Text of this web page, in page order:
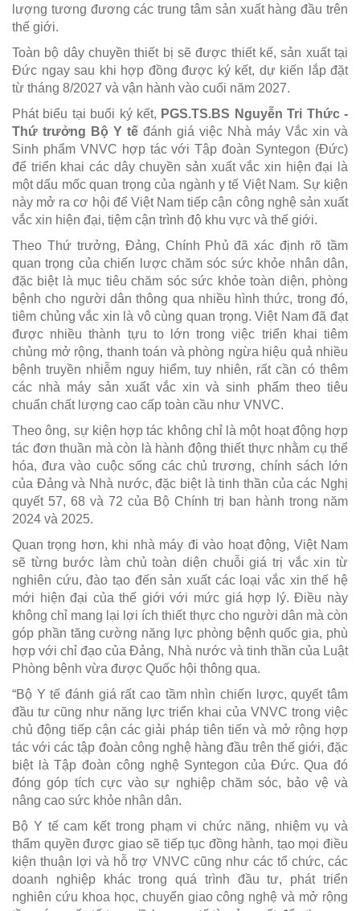
lượng tương đương các trung tâm sản xuất hàng đầu trên
thế giới.
Toàn bộ dây chuyền thiết bị sẽ được thiết kế, sản xuất tại
Đức ngay sau khi hợp đồng được ký kết, dự kiến lắp đặt
từ tháng 8/2027 và vận hành vào cuối năm 2027.
Phát biểu tại buổi ký kết, PGS.TS.BS Nguyễn Tri Thức -
Thứ trưởng Bộ Y tế đánh giá việc Nhà máy Vắc xin và
Sinh phẩm VNVC hợp tác với Tập đoàn Syntegon (Đức)
để triển khai các dây chuyền sản xuất vắc xin hiện đại là
một dấu mốc quan trọng của ngành y tế Việt Nam. Sự kiện
này mở ra cơ hội để Việt Nam tiếp cận công nghệ sản xuất
vắc xin hiện đại, tiệm cận trình độ khu vực và thế giới.
Theo Thứ trưởng, Đảng, Chính Phủ đã xác định rõ tầm
quan trọng của chiến lược chăm sóc sức khỏe nhân dân,
đặc biệt là mục tiêu chăm sóc sức khỏe toàn diện, phòng
bệnh cho người dân thông qua nhiều hình thức, trong đó,
tiêm chủng vắc xin là vô cùng quan trọng. Việt Nam đã đạt
được nhiều thành tựu to lớn trong việc triển khai tiêm
chủng mở rộng, thanh toán và phòng ngừa hiệu quả nhiều
bệnh truyền nhiễm nguy hiểm, tuy nhiên, rất cần có thêm
các nhà máy sản xuất vắc xin và sinh phẩm theo tiêu
chuẩn chất lượng cao cấp toàn cầu như VNVC.
Theo ông, sự kiện hợp tác không chỉ là một hoạt động hợp
tác đơn thuần mà còn là hành động thiết thực nhằm cụ thể
hóa, đưa vào cuộc sống các chủ trương, chính sách lớn
của Đảng và Nhà nước, đặc biệt là tinh thần của các Nghị
quyết 57, 68 và 72 của Bộ Chính trị ban hành trong năm
2024 và 2025.
Quan trọng hơn, khi nhà máy đi vào hoạt động, Việt Nam
sẽ từng bước làm chủ toàn diện chuỗi giá trị vắc xin từ
nghiên cứu, đào tạo đến sản xuất các loại vắc xin thế hệ
mới hiện đại của thế giới với mức giá hợp lý. Điều này
không chỉ mang lại lợi ích thiết thực cho người dân mà còn
góp phần tăng cường năng lực phòng bệnh quốc gia, phù
hợp với chỉ đạo của Đảng, Nhà nước và tinh thần của Luật
Phòng bệnh vừa được Quốc hội thông qua.
“Bộ Y tế đánh giá rất cao tầm nhìn chiến lược, quyết tâm
đầu tư cũng như năng lực triển khai của VNVC trong việc
chủ động tiếp cận các giải pháp tiên tiến và mở rộng hợp
tác với các tập đoàn công nghệ hàng đầu trên thế giới, đặc
biệt là Tập đoàn công nghệ Syntegon của Đức. Qua đó
đóng góp tích cực vào sự nghiệp chăm sóc, bảo vệ và
nâng cao sức khỏe nhân dân.
Bộ Y tế cam kết trong phạm vi chức năng, nhiệm vụ và
thẩm quyền được giao sẽ tiếp tục đồng hành, tạo mọi điều
kiện thuận lợi và hỗ trợ VNVC cũng như các tổ chức, các
doanh nghiệp khác trong quá trình đầu tư, phát triển
nghiên cứu khoa học, chuyển giao công nghệ và mở rộng